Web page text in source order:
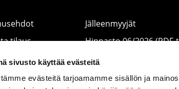
sivusto käyttää evästeitä
evästeitä tarjoamamme sisällön ja
tilaus
Jälleenmyyjät
Hinnasto 06/2026